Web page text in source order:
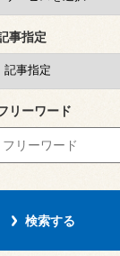
事指定
リーワード